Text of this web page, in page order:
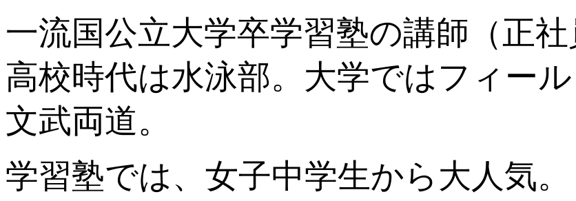
一流国公立大学卒学習塾の講師（正
高校時代は水泳部。大学ではフィール
文武両道。
学習塾では、女子中学生から大人気。